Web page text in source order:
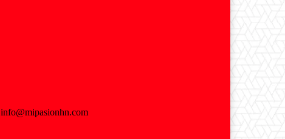
info@mipasionhn.com